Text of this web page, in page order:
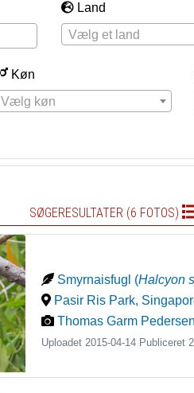
Land
Vælg et land
Køn
Vælg køn
SØGERESULTATER (6 FOTOS)
Smyrnaisfugl (Halcyon
Pasir Ris Park,
Thomas Garm Pedersen
Uploadet 2015-04-14 Publiceret